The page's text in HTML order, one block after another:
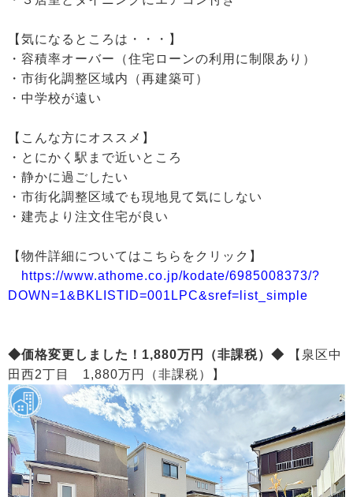
【気になるところは・・・】
・容積率オーバー（住宅ローンの利用に制限あり）
・市街化調整区域内（再建築可）
・中学校が遠い
【こんな方にオススメ】
・とにかく駅まで近いところ
・静かに過ごしたい
・市街化調整区域でも現地見て気にしない
・建売より注文住宅が良い
【物件詳細についてはこちらをクリック】
https://www.athome.co.jp/kodate/6985008373/?
DOWN=1&BKLISTID=001LPC&sref=list_simple
◆価格変更しました！1,880万円（非課税）◆ 【泉区中
田西2丁目 1,880万円（非課税）】